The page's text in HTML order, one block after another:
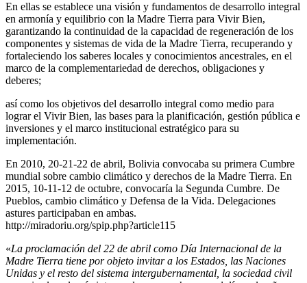
En ellas se establece una visión y fundamentos de desarrollo integral
en armonía y equilibrio con la Madre Tierra para Vivir Bien,
garantizando la continuidad de la capacidad de regeneración de los
componentes y sistemas de vida de la Madre Tierra, recuperando y
fortaleciendo los saberes locales y conocimientos ancestrales, en el
marco de la complementariedad de derechos, obligaciones y
deberes;
así como los objetivos del desarrollo integral como medio para
lograr el Vivir Bien, las bases para la planificación, gestión pública e
inversiones y el marco institucional estratégico para su
implementación.
En 2010, 20-21-22 de abril, Bolivia convocaba su primera Cumbre
mundial sobre cambio climático y derechos de la Madre Tierra. En
2015, 10-11-12 de octubre, convocaría la Segunda Cumbre. De
Pueblos, cambio climático y Defensa de la Vida. Delegaciones
astures participaban en ambas.
http://miradoriu.org/spip.php?article115
«La proclamación del 22 de abril como Día Internacional de la
Madre Tierra tiene por objeto invitar a los Estados, las Naciones
Unidas y el resto del sistema intergubernamental, la sociedad civil